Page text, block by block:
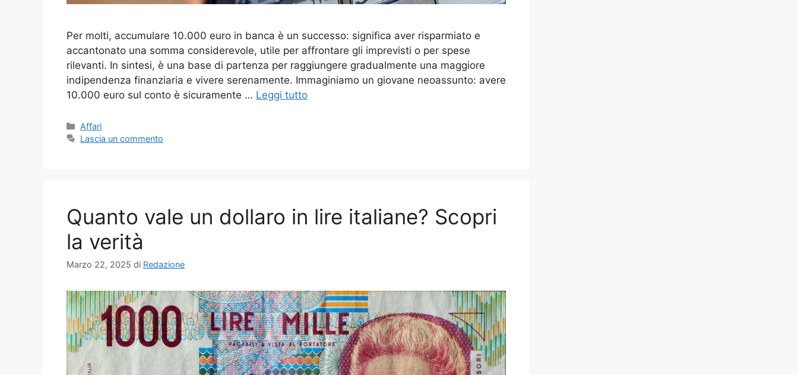
Per molti, accumulare 10.000 euro in banca è un successo: significa aver risparmiato e
accantonato una somma considerevole, utile per affrontare gli imprevisti o per spese
rilevanti. In sintesi, è una base di partenza per raggiungere gradualmente una maggiore
indipendenza finanziaria e vivere serenamente. Immaginiamo un giovane neoassunto: avere
10.000 euro sul conto è sicuramente … Leggi tutto
Categorie
Affari
Lascia un commento
Quanto vale un dollaro in lire italiane? Scopri
la verità
Marzo 22, 2025 di Redazione